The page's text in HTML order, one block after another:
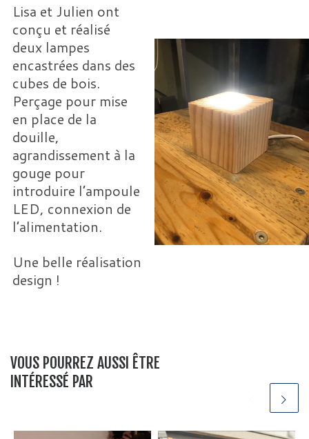
Lisa et Julien ont
conçu et réalisé
deux lampes
encastrées dans des
cubes de bois.
Perçage pour mise
en place de la
douille,
agrandissement à la
gouge pour
introduire l’ampoule
LED, connexion de
l’alimentation.
Une belle réalisation
design !
VOUS POURREZ AUSSI ÊTRE
INTÉRESSÉ PAR